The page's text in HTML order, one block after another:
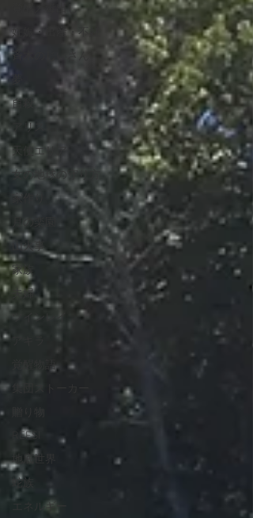
覚醒／毒出し
妊娠・出産・不妊
斉木のじいさん
自殺
アリス
天使エリア
女の地球の守り方
家作り
月の楽園
山火事
家族
夫婦
ツインレイ
覚醒物語
REFSI
地底世界
蛇族
エネルギー